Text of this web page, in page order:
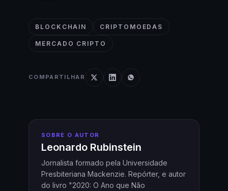
BLOCKCHAIN CRIPTOMOEDAS
MERCADO CRIPTO
COMPARTILHAR
SOBRE O AUTOR
Leonardo Rubinstein
Jornalista formado pela Universidade
Presbiteriana Mackenzie. Repórter, e autor
do livro "2020: O Ano que Não